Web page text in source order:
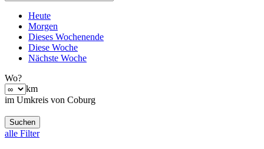
Heute
Morgen
Dieses Wochenende
Diese Woche
Nächste Woche
Wo?
km
im Umkreis von Coburg
alle Filter